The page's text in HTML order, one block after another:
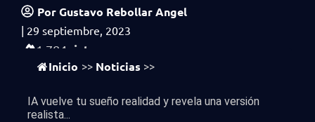
PorGustavo Rebollar Angel
| 29 septiembre, 2023
1,784 vistas
Inicio >> Noticias >>
IA vuelve tu sueño realidad y revela una versión
realista...